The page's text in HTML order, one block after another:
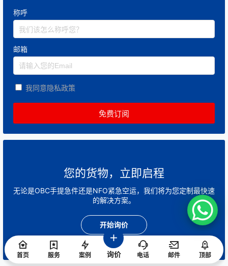
称呼
邮箱
我同意隐私政策
您的货物，立即启程
无论是OBC手提急件还是NFO紧急空运，我们将为您定制最快速
的解决方案。
开始询价
首页 服务 案例 询价 电话 邮件 顶部